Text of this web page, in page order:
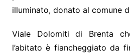
illuminato, donato al comune
Viale Dolomiti di Brenta
l’abitato è fiancheggiato da